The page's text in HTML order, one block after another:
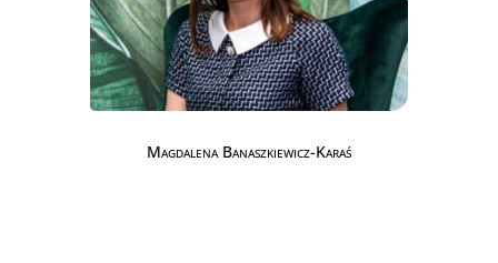
Magdalena Banaszkiewicz-Karaś